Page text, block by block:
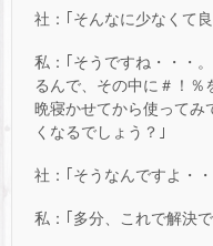
社：｢そんなに少なくて
私：｢そうですね・・・
るんで、その中に＃！
晩寝かせてから使ってみ
くなるでしょう？｣
社：｢そうなんですよ・
私：｢多分、これで解決